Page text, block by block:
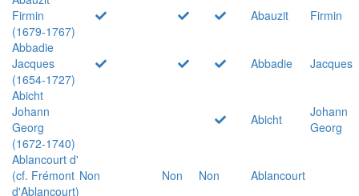
Firmin
(1679-1767)
Abauzit
Firmin
Abbadie
Jacques
(1654-1727)
Abbadie
Jacques
Abicht
Johann
Georg
(1672-1740)
Abicht
Johann
Georg
Ablancourt d'
(cf. Frémont
d'Ablancourt)
Non Non Non
Ablancourt